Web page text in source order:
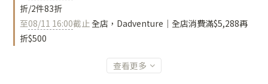
折/2件83折
至08/11 16:00截止全店，Dadventure｜全店消費滿$5,288再
折$500
查看更多